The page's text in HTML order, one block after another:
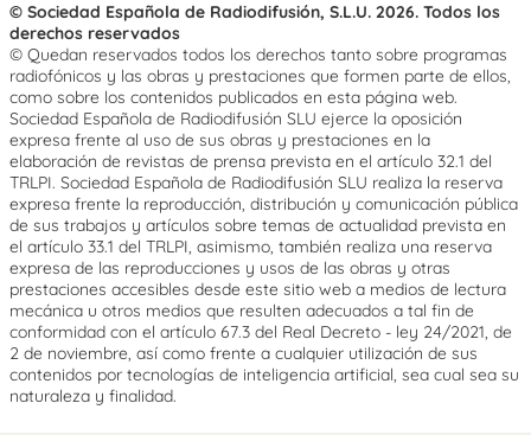
© Sociedad Española de Radiodifusión, S.L.U. 2026. Todos los
derechos reservados
© Quedan reservados todos los derechos tanto sobre programas
radiofónicos y las obras y prestaciones que formen parte de ellos,
como sobre los contenidos publicados en esta página web.
Sociedad Española de Radiodifusión SLU ejerce la oposición
expresa frente al uso de sus obras y prestaciones en la
elaboración de revistas de prensa prevista en el artículo 32.1 del
TRLPI. Sociedad Española de Radiodifusión SLU realiza la reserva
expresa frente la reproducción, distribución y comunicación pública
de sus trabajos y artículos sobre temas de actualidad prevista en
el artículo 33.1 del TRLPI, asimismo, también realiza una reserva
expresa de las reproducciones y usos de las obras y otras
prestaciones accesibles desde este sitio web a medios de lectura
mecánica u otros medios que resulten adecuados a tal fin de
conformidad con el artículo 67.3 del Real Decreto - ley 24/2021, de
2 de noviembre, así como frente a cualquier utilización de sus
contenidos por tecnologías de inteligencia artificial, sea cual sea su
naturaleza y finalidad.